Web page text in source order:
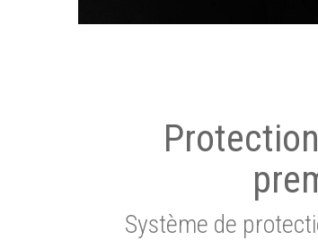
Système de